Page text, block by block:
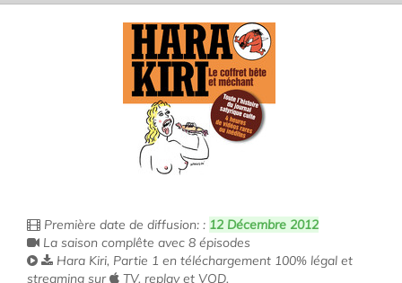
Première date de diffusion: : 12 Décembre 2012
La saison complête avec 8 épisodes
Hara Kiri, Partie 1 en téléchargement 100% légal et
streaming sur
TV, replay et VOD.